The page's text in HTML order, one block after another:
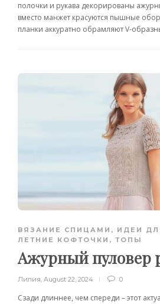
полочки и рукава декорированы
вместо манжет красуются пышные
планки аккуратно обрамляют V-
ВЯЗАНИЕ СПИЦАМИ , ИДЕИ
ЛЕТНИЕ КОФТОЧКИ, ТОПЫ
Ажурный пуловер
Лилия, August 22, 2024 0
Сзади длиннее, чем спереди – этот